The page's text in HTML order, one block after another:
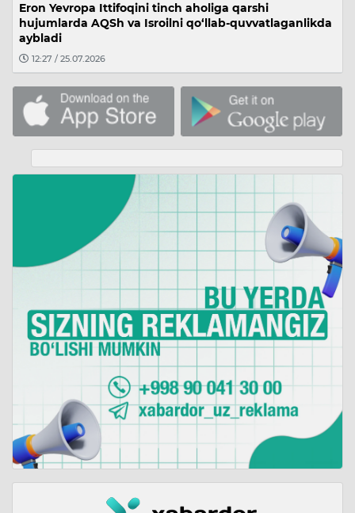
Eron Yevropa Ittifoqini tinch aholiga qarshi
hujumlarda AQSh va Isroilni qo‘llab-quvvatlaganlikda
aybladi
12:27 / 25.07.2026